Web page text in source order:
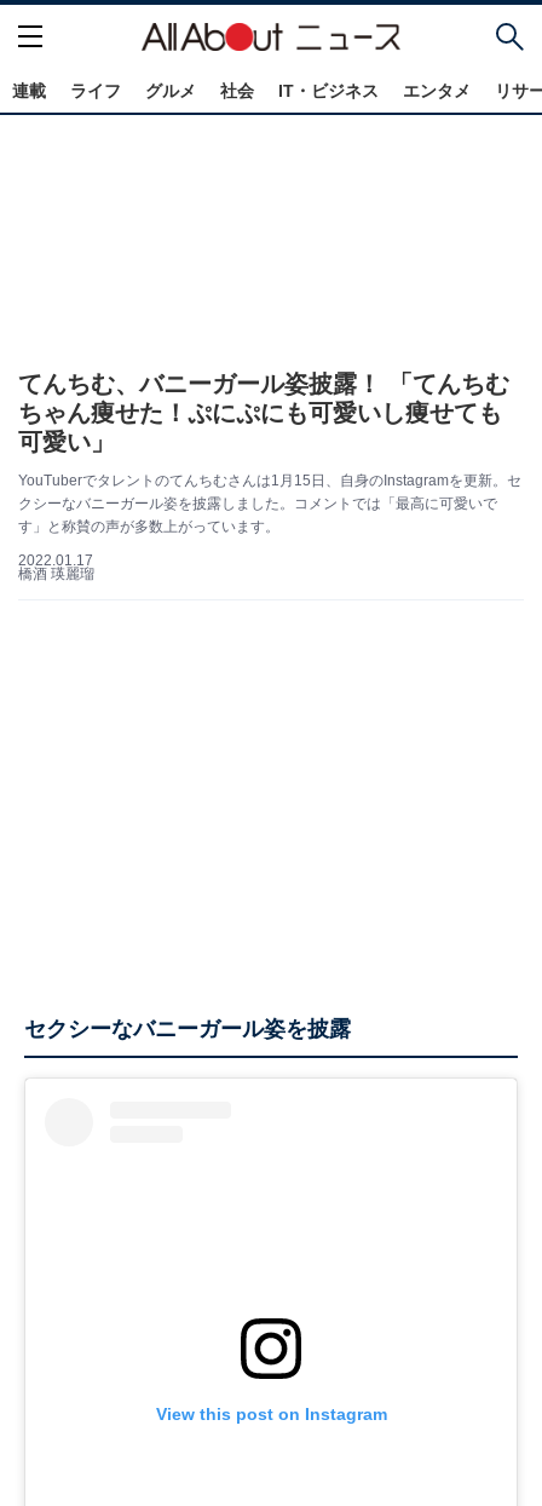
連載 ライフ グルメ 社会 IT・ビジネス エンタメ リサ
てんちむ、バニーガール姿披露！ 「てんちむ
ちゃん痩せた！ぷにぷにも可愛いし痩せても
可愛い」
YouTuberでタレントのてんちむさんは1月15日、自身のInstagramを更新。セ
クシーなバニーガール姿を披露しました。コメントでは「最高に可愛いで
す」と称賛の声が多数上がっています。
2022.01.17
橋酒 瑛麗瑠
セクシーなバニーガール姿を披露
View this post on Instagram